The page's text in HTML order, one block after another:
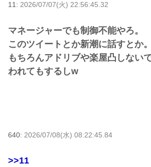
11: 2026/07/07(火) 22:56:45.32
マネージャーでも制御不能やろ。
このツイートとか新潮に話すとか。
もちろんアドリブや楽屋凸しない
われてもするしw
640: 2026/07/08(水) 08:22:45.84
>>11